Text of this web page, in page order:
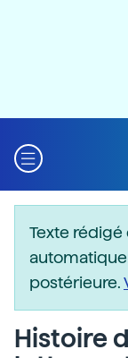
Texte
postérieure.
Histoire